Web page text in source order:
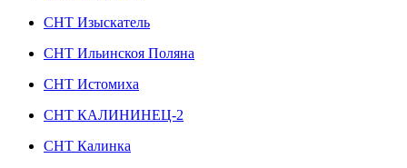
СНТ Изыскатель
СНТ Ильинскоя Поляна
СНТ Истомиха
СНТ КАЛИНИНЕЦ-2
СНТ Калинка